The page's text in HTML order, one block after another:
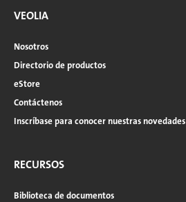
VEOLIA
Nosotros
Directorio de productos
eStore
Contáctenos
Inscríbase para conocer nuestras novedades
RECURSOS
Biblioteca de documentos